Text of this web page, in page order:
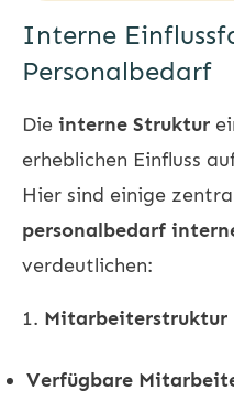
Interne
Personalbedarf
Die interne Struktur
erheblichen Einfluss
Hier sind einige
personalbedarf
verdeutlichen:
1. Mitarbeiterstruktur
Verfügbare